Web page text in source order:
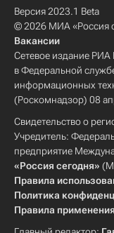
Версия 2023.1 Beta
© 2026 МИА «Россия
Вакансии
Сетевое издание РИА
в Федеральной
информационных
(Роскомнадзор) 08
Свидетельство о
Учредитель:
предприятие
«Россия сегодня»
Правила
Политика
Правила